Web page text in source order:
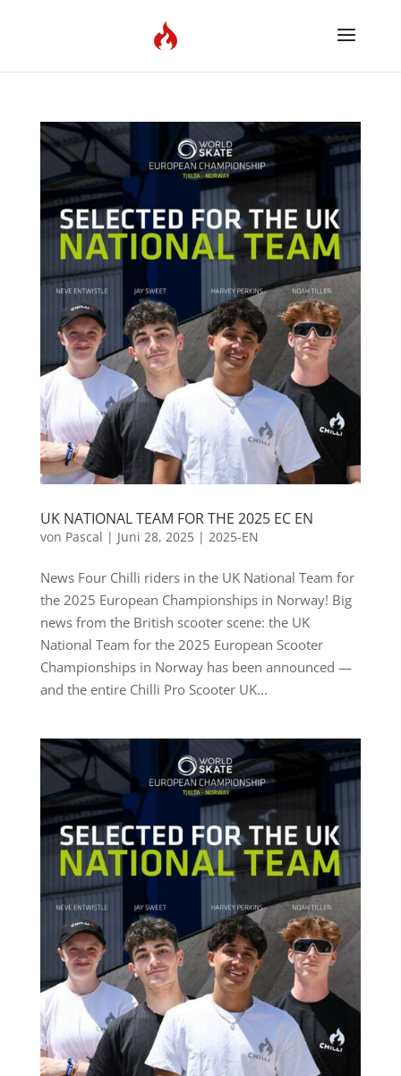
UK NATIONAL TEAM FOR THE 2025 EC EN
von Pascal | Juni 28, 2025| 2025-EN
News Four Chilli riders in the UK National Team for
the 2025 European Championships in Norway! Big
news from the British scooter scene: the UK
National Team for the 2025 European Scooter
Championships in Norway has been announced —
and the entire Chilli Pro Scooter UK...